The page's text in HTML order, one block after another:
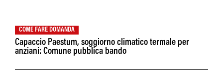
COME FARE DOMANDA
Capaccio Paestum, soggiorno climatico termale per
anziani: Comune pubblica bando